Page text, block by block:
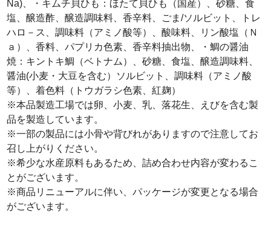
Na)、・キムチ貝ひも：ほたて貝ひも（国産）、砂糖、食
塩、醸造酢、醸造調味料、香辛料、ごま/ソルビット、トレ
ハロ－ス、調味料（アミノ酸等）、酸味料、リン酸塩（Ｎ
ａ）、香料、パプリカ色素、香辛料抽出物、・鯛の醤油
焼：キントキ鯛（ベトナム）、砂糖、食塩、醸造調味料、
醤油(小麦・大豆を含む）ソルビット、調味料（アミノ酸
等）、着色料（トウガラシ色素、紅麹）
※本品製造工場では卵、小麦、乳、落花生、えびを含む製
品を製造しています。
※一部の製品には小骨や背びれがありますので注意してお
召し上がりください。
※希少な水産原料もあるため、詰め合わせ内容が変わるこ
とがございます。
※商品リニューアルに伴い、パッケージが変更となる場合
がございます。